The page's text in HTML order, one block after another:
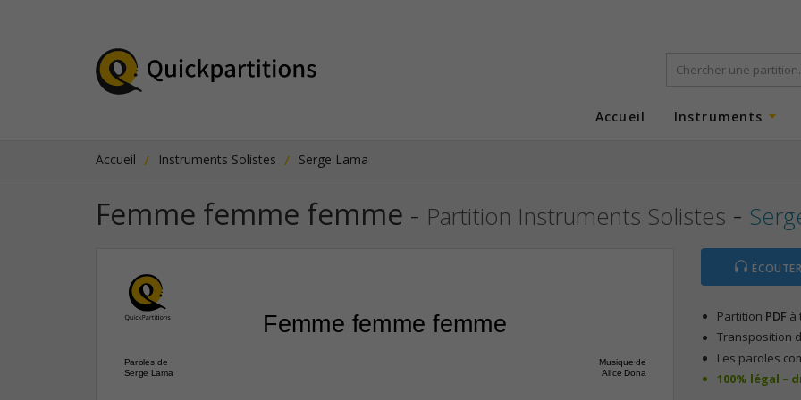
Accueil Instruments
Accueil Instruments Solistes Serge Lama
Femme femme femme - Partition Instruments Solistes -
Femme femme femme
Paroles de
Serge Lama
Musique de
Alice Dona
Partition PDF à
Transposition
Les paroles
100% légal –